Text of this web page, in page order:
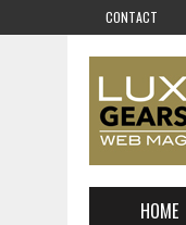
CONTACT
HOME